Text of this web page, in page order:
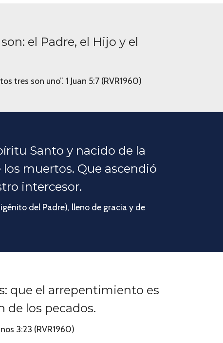
el Padre, el Hijo y el
tres son uno”. 1 Juan 5:7 (RVR1960)
Santo y nacido de la
muertos. Que ascendió
intercesor.
del Padre), lleno de gracia y de
que el arrepentimiento es
de los pecados.
3:23 (RVR1960)